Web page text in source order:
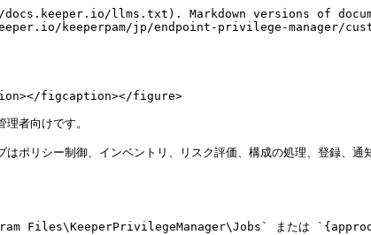
llms.txt). Markdown versions of
keeperpam/jp/endpoint-privilege-manager/
figcaption></figure>
者向けです。
リシー制御、インベントリ、リスク評価、構成の処理、登録、通
Files\KeeperPrivilegeManager\Jobs` または